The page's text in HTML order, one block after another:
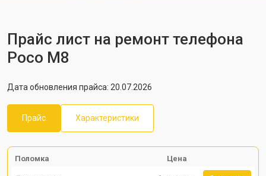
Прайс лист на ремонт телефона
Poco M8
Дата обновления прайса: 20.07.2026
Прайс Характеристики
Поломка Цена